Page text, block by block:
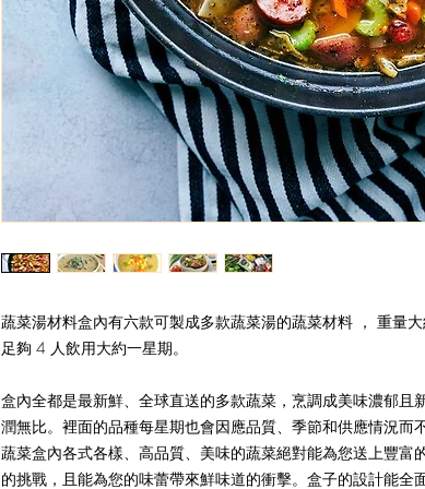
蔬菜湯材料盒內有六款可製成多款蔬菜湯的蔬菜材料 ， 重量
足夠 4 人飲用大約一星期。
盒內全都是最新鮮、全球直送的多款蔬菜，烹調成美味濃郁且
潤無比。裡面的品種每星期也會因應品質、季節和供應情況而不
蔬菜盒內各式各樣、高品質、美味的蔬菜絕對能為您送上豐富
的挑戰，且能為您的味蕾帶來鮮味道的衝擊。盒子的設計能全